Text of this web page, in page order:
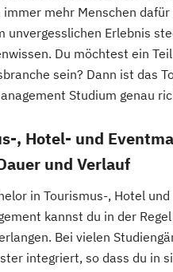
immer mehr Menschen
unvergesslichen Erlebnis
Du möchtest ein
sein? Dann ist das
Studium genau
, Hotel- und
und Verlauf
in Tourismus-, Hotel und
kannst du in der
Bei vielen
integriert, so dass du in